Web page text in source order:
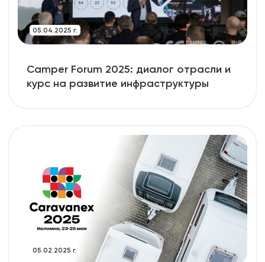
05.04.2025 г.
Camper Forum 2025: диалог отрасли и
курс на развитие инфраструктуры
05.02.2025 г.